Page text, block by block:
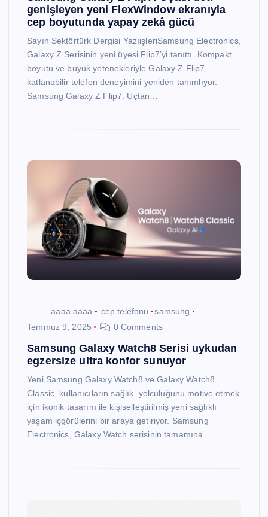
genişleyen yeni FlexWindow ekranıyla
cep boyutunda yapay zekâ gücü
Sayın Sektörtürk Dergisi YazıişleriSamsung Electronics,
Galaxy Z Serisinin yeni üyesi Flip7’yi tanıttı. Kompakt
boyutu ve büyük yetenekleriyle Galaxy Z Flip7,
katlanabilir telefon deneyimini yeniden tanımlıyor.
Samsung Galaxy Z Flip7: Uçtan…
aaaa aaaa cep telefonu
samsung
Temmuz 9, 2025
0 Comments
Samsung Galaxy Watch8 Serisi uykudan
egzersize ultra konfor sunuyor
Yeni Samsung Galaxy Watch8 ve Galaxy Watch8
Classic, kullanıcıların sağlık yolculuğunu motive etmek
için ikonik tasarım ile kişiselleştirilmiş yeni sağlıklı
yaşam içgörülerini bir araya getiriyor. Samsung
Electronics, Galaxy Watch serisinin tamamına…